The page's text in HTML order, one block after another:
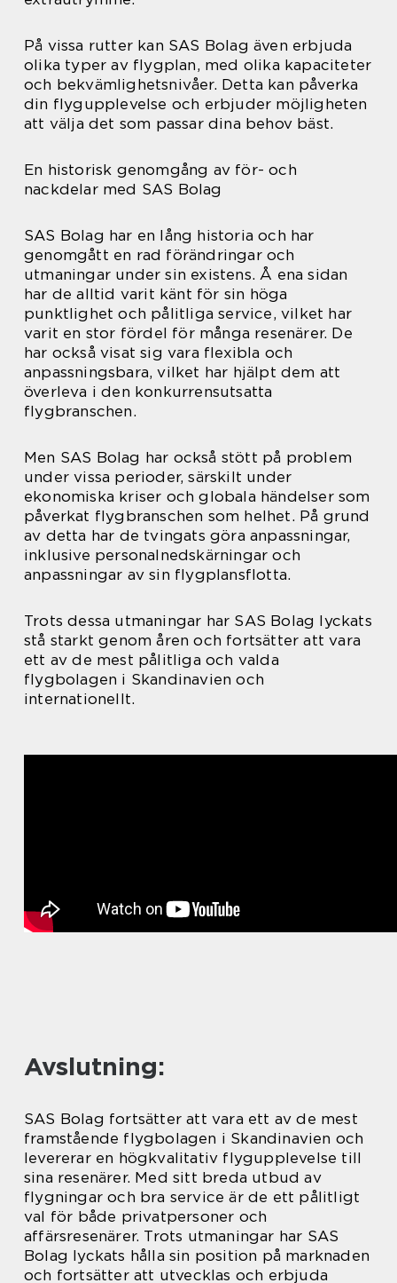
På vissa rutter kan SAS Bolag även erbjuda
olika typer av flygplan, med olika kapaciteter
och bekvämlighetsnivåer. Detta kan påverka
din flygupplevelse och erbjuder möjligheten
att välja det som passar dina behov bäst.
En historisk genomgång av för- och
nackdelar med SAS Bolag
SAS Bolag har en lång historia och har
genomgått en rad förändringar och
utmaningar under sin existens. Å ena sidan
har de alltid varit känt för sin höga
punktlighet och pålitliga service, vilket har
varit en stor fördel för många resenärer. De
har också visat sig vara flexibla och
anpassningsbara, vilket har hjälpt dem att
överleva i den konkurrensutsatta
flygbranschen.
Men SAS Bolag har också stött på problem
under vissa perioder, särskilt under
ekonomiska kriser och globala händelser som
påverkat flygbranschen som helhet. På grund
av detta har de tvingats göra anpassningar,
inklusive personalnedskärningar och
anpassningar av sin flygplansflotta.
Trots dessa utmaningar har SAS Bolag lyckats
stå starkt genom åren och fortsätter att vara
ett av de mest pålitliga och valda
flygbolagen i Skandinavien och
internationellt.
Avslutning:
SAS Bolag fortsätter att vara ett av de mest
framstående flygbolagen i Skandinavien och
levererar en högkvalitativ flygupplevelse till
sina resenärer. Med sitt breda utbud av
flygningar och bra service är de ett pålitligt
val för både privatpersoner och
affärsresenärer. Trots utmaningar har SAS
Bolag lyckats hålla sin position på marknaden
och fortsätter att utvecklas och erbjuda